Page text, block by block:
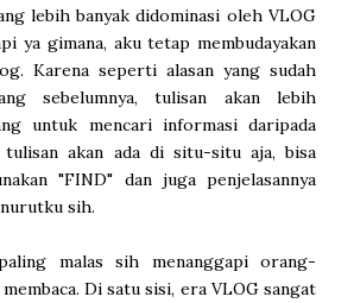
lebih banyak didominasi oleh VLOG
ya gimana, aku tetap membudayakan
Karena seperti alasan yang sudah
sebelumnya, tulisan akan lebih
untuk mencari informasi daripada
tulisan akan ada di situ-situ aja, bisa
"FIND" dan juga penjelasannya
sih.
malas sih menanggapi orang-
Di satu sisi, era VLOG sangat